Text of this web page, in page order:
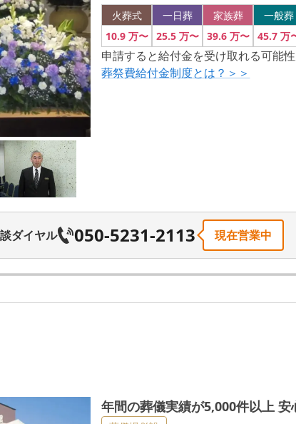
火葬式
10.9万〜
一日葬
25.5万〜
家族葬
39.6万〜
一般葬
45.7万
申請すると給付金を受け取れる可能性
葬祭費給付金制度とは？＞＞
ダイヤル 050-5231-2113 現在営業中
年間の葬儀実績が5,000件以上